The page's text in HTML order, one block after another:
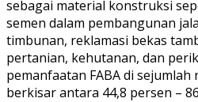
sebagai material konstruksi
semen dalam pembangunan
timbunan, reklamasi bekas
pertanian, kehutanan, dan
pemanfaatan FABA di
berkisar antara 44,8 persen –